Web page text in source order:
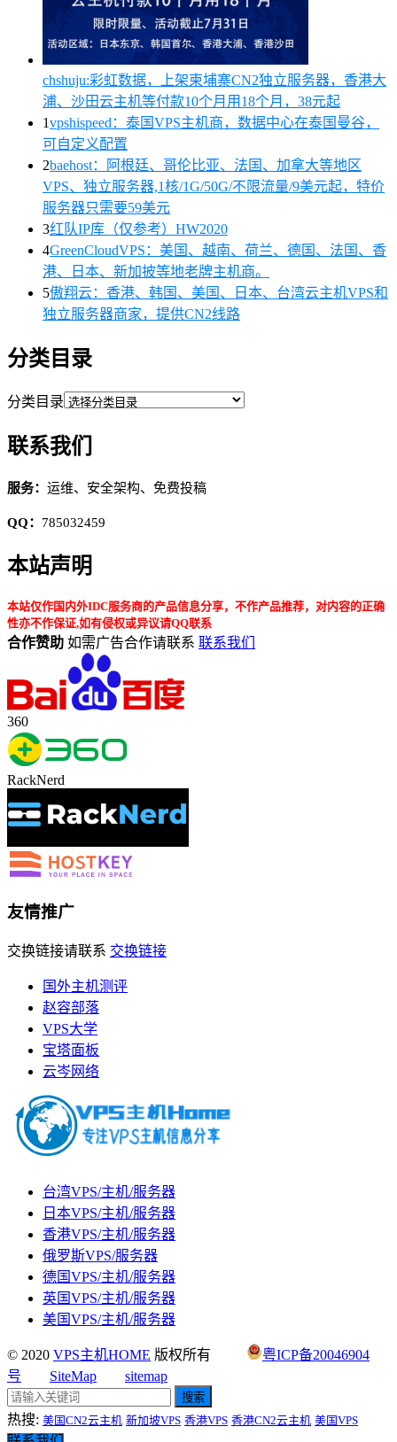
chshuju:彩虹数据，上架柬埔寨CN2独立服务器，香港大
浦、沙田云主机等付款10个月用18个月，38元起
1vpshispeed：泰国VPS主机商，数据中心在泰国曼谷，
可自定义配置
2baehost：阿根廷、哥伦比亚、法国、加拿大等地区
VPS、独立服务器,1核/1G/50G/不限流量/9美元起，特价
服务器只需要59美元
3红队IP库（仅参考）HW2020
4GreenCloudVPS：美国、越南、荷兰、德国、法国、香
港、日本、新加披等地老牌主机商。
5傲翔云：香港、韩国、美国、日本、台湾云主机VPS和
独立服务器商家，提供CN2线路
分类目录
分类目录
联系我们
服务： 运维、安全架构、免费投稿
QQ： 785032459
本站声明
本站仅作国内外IDC服务商的产品信息分享，不作产品推荐，对内容的正确
性亦不作保证,如有侵权或异议请QQ联系
合作赞助 如需广告合作请联系 联系我们
360
RackNerd
友情推广
交换链接请联系 交换链接
国外主机测评
赵容部落
VPS大学
宝塔面板
云岑网络
台湾VPS/主机/服务器
日本VPS/主机/服务器
香港VPS/主机/服务器
俄罗斯VPS/服务器
德国VPS/主机/服务器
英国VPS/主机/服务器
美国VPS/主机/服务器
© 2020 VPS主机HOME 版权所有
粤ICP备20046904
号
SiteMap sitemap
搜索
热搜: 美国CN2云主机 新加坡VPS 香港VPS 香港CN2云主机 美国VPS